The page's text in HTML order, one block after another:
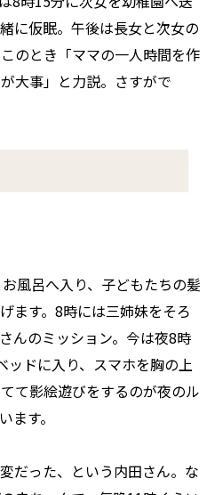
に仮眠。午後は長女と次女の
のとき「ママの一人時間を作
大事」と力説。さすがで
風呂へ入り、子どもたちの髪
ます。8時には三姉妹をそろ
んのミッション。今は夜8時
ッドに入り、スマホを胸の上
て影絵遊びをするのが夜のル
ます。
だった、という内田さん。な